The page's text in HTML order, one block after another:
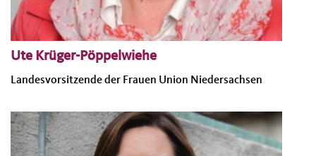
Ute Krüger-Pöppelwiehe
Landesvorsitzende der Frauen Union Niedersachsen